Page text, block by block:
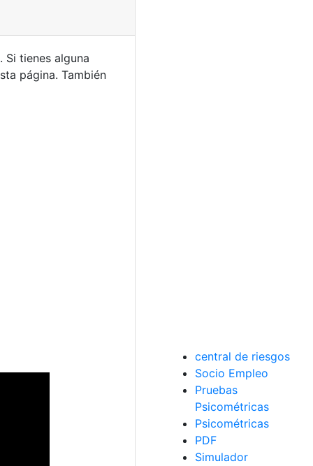
Si tienes alguna
página. También
central de riesgos
Socio Empleo
Pruebas
Psicométricas
Psicométricas
PDF
Simulador